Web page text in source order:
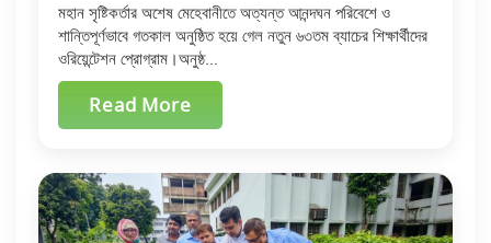
মহান সৃষ্টিকর্তার অশেষ মেহেবানীতে অত্যন্ত আনন্দঘন পরিবেশে ও
শান্তিপূর্ণভাবে গতকাল অনুষ্ঠিত হয়ে গেল নতুন ৬৩তম ব্যাচের শিক্ষার্থীদের
ওরিয়েন্টেশন প্রোগ্রাম।অনুষ্ঠ...
Read More